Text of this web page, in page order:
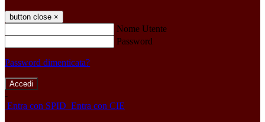
button close ×
Nome Utente
Password
Password dimenticata?
-
Entra con SPID Entra con CIE